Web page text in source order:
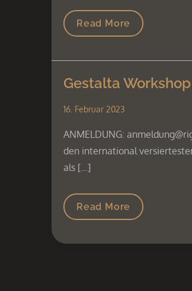
Read More
Gestalta
16. Februar 2023
ANMELDUNG:
den international
als […]
Read More